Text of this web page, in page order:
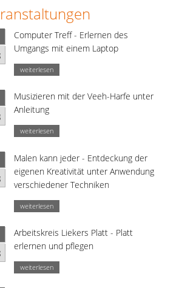
Computer Treff - Erlernen des
Umgangs mit einem Laptop
weiterlesen
Musizieren mit der Veeh-Harfe unter
Anleitung
weiterlesen
Malen kann jeder - Entdeckung der
eigenen Kreativität unter Anwendung
verschiedener Techniken
weiterlesen
Arbeitskreis Liekers Platt - Platt
erlernen und pflegen
weiterlesen